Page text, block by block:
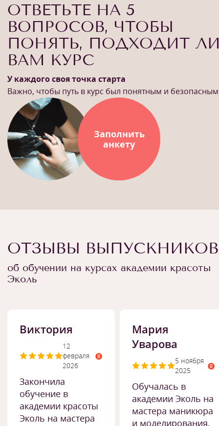
ОТВЕТЬТЕ НА 5
ВОПРОСОВ, ЧТОБЫ
ПОНЯТЬ, ПОДХОДИТ
ВАМ КУРС
У каждого своя точка старта
Важно, чтобы путь в курс был понятным и безопасным
Заполнить
анкету
ОТЗЫВЫ ВЫПУСКНИКОВ
об обучении на курсах академии красоты
Эколь
Виктория
12
февраля
2026
Закончила
обучение в
академии красоты
Эколь на мастера
Мария
Уварова
5 ноября
2025
Обучалась в
академии Эколь на
мастера маникюра
и моделирования.